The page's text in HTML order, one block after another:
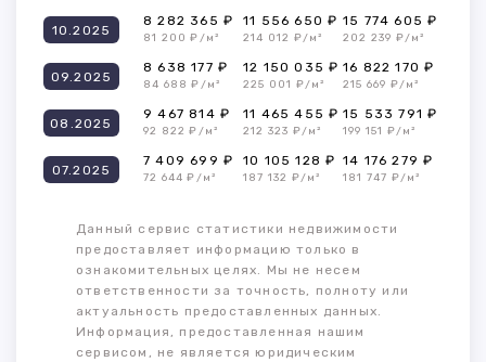
10.2025
8 282 365 ₽
81 200 ₽/м²
11 556 650 ₽
214 012 ₽/м²
15 774 605 ₽
202 239 ₽/м²
09.2025
8 638 177 ₽
84 688 ₽/м²
12 150 035 ₽
225 001 ₽/м²
16 822 170 ₽
215 669 ₽/м²
08.2025
9 467 814 ₽
92 822 ₽/м²
11 465 455 ₽
212 323 ₽/м²
15 533 791 ₽
199 151 ₽/м²
07.2025
7 409 699 ₽
72 644 ₽/м²
10 105 128 ₽
187 132 ₽/м²
14 176 279 ₽
181 747 ₽/м²
Данный сервис статистики недвижимости
предоставляет информацию только в
ознакомительных целях. Мы не несем
ответственности за точность, полноту или
актуальность предоставленных данных.
Информация, предоставленная нашим
сервисом, не является юридическим